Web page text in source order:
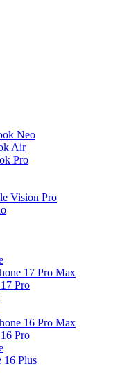
Neo
Air
Pro
Vision Pro
17 Pro Max
Pro
16 Pro Max
Pro
16 Plus